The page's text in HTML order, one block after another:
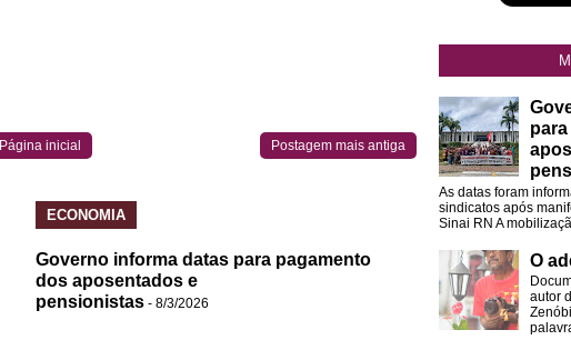
Postagem mais antiga
Página inicial
ECONOMIA
Governo informa datas para pagamento
dos aposentados e
pensionistas - 8/3/2026
As datas foram
sindicatos após
Sinai RN A
O
autor